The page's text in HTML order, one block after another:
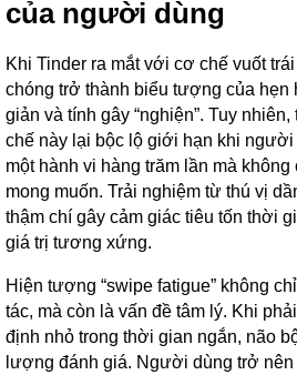
của người dùng
Khi Tinder ra mắt với cơ chế vuốt
chóng trở thành biểu tượng của
giản và tính gây “nghiện”. Tuy
chế này lại bộc lộ giới hạn khi
một hành vi hàng trăm lần mà
mong muốn. Trải nghiệm từ thú vị
thậm chí gây cảm giác tiêu tốn thời
giá trị tương xứng.
Hiện tượng “swipe fatigue” không
tác, mà còn là vấn đề tâm lý. Khi
định nhỏ trong thời gian ngắn, não
lượng đánh giá. Người dùng trở